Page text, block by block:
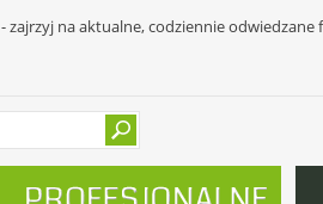
- zajrzyj na aktualne, codziennie